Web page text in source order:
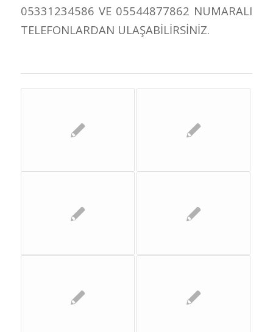
05331234586 VE 05544877862 NUMARALI
TELEFONLARDAN ULAŞABİLİRSİNİZ.